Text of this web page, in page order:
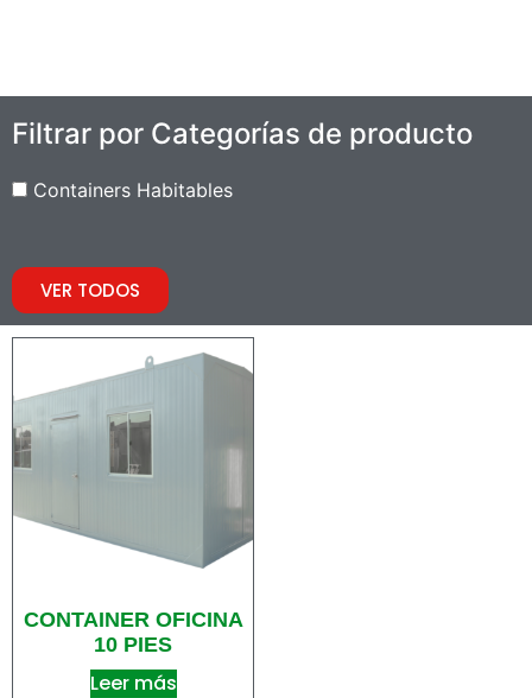
Filtrar por Categorías de producto
Containers Habitables
VER TODOS
CONTAINER OFICINA
10 PIES
Leer más